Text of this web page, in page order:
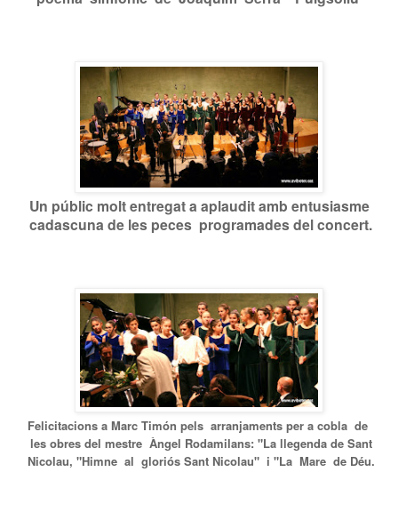
Un públic molt entregat a aplaudit amb entusiasme
cadascuna de les peces programades del concert.
Felicitacions a Marc Timón pels arranjaments per a cobla de
les obres del mestre Àngel Rodamilans: "La llegenda de Sant
Nicolau, "Himne al gloriós Sant Nicolau" i "La Mare de Déu.